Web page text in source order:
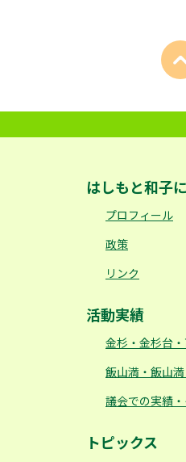
はしもと和子
プロフィール
政策
リンク
活動実績
金杉・金杉台
飯山満・飯山
議会での実績
トピックス